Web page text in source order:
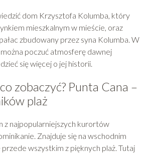
dom Krzysztofa Kolumba, który
mieszkalnym w mieście, oraz
zbudowany przez syna Kolumba. W
poczuć atmosferę dawnej
się więcej o jej historii.
zobaczyć? Punta Cana –
plaż
z najpopularniejszych kurortów
Znajduje się na wschodnim
przede wszystkim z pięknych plaż. Tutaj